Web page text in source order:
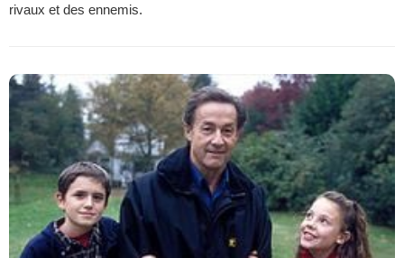
rivaux et des ennemis.